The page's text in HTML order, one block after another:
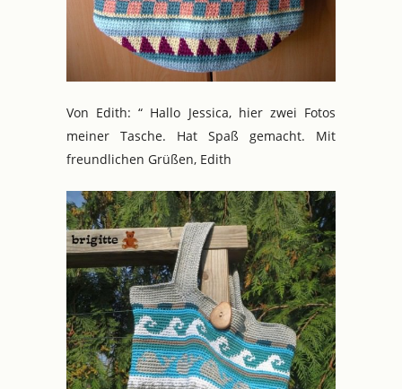
Von Edith: “ Hallo Jessica, hier zwei Fotos
meiner Tasche. Hat Spaß gemacht. Mit
freundlichen Grüßen, Edith